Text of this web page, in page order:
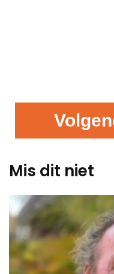
Mis dit niet